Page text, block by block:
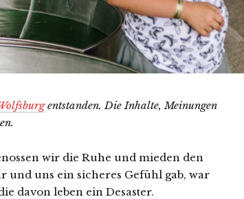
entstanden. Die Inhalte, Meinungen
wir die Ruhe und mieden den
und uns ein sicheres Gefühl gab, war
davon leben ein Desaster.